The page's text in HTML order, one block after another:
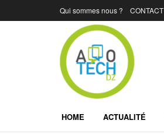
Qui sommes nous ? CONTACT
HOME ACTUALITÉ